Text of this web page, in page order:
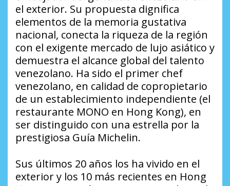
el exterior. Su propuesta dignifica
elementos de la memoria gustativa
nacional, conecta la riqueza de la región
con el exigente mercado de lujo asiático y
demuestra el alcance global del talento
venezolano. Ha sido el primer chef
venezolano, en calidad de copropietario
de un establecimiento independiente (el
restaurante MONO en Hong Kong), en
ser distinguido con una estrella por la
prestigiosa Guía Michelin.
Sus últimos 20 años los ha vivido en el
exterior y los 10 más recientes en Hong